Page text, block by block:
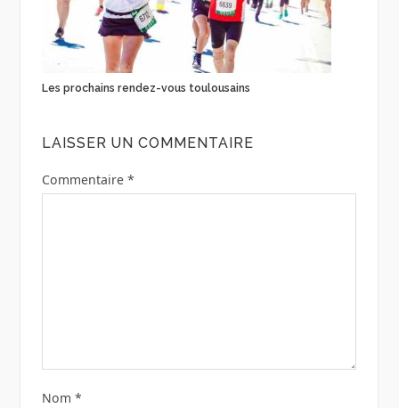
Les prochains rendez-vous toulousains
LAISSER UN COMMENTAIRE
Commentaire *
Nom *